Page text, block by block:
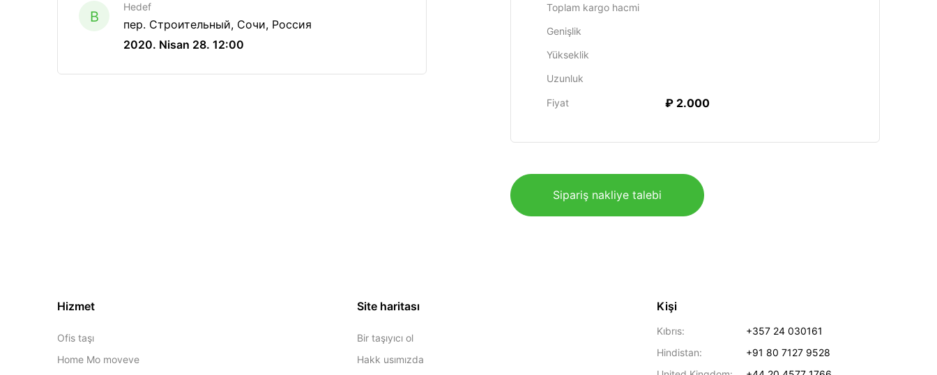
B
Hedef
пер. Строительный, Сочи, Россия
2020. Nisan 28. 12:00
Toplam kargo hacmi
Genişlik
Yükseklik
Uzunluk
Fiyat ₽ 2.000
Sipariş nakliye talebi
Hizmet
Ofis taşı
Home Mo moveve
Site haritası
Bir taşıyıcı ol
Hakk usımızda
Kişi
Kıbrıs:
+357 24 030161
Hindistan:
+91 80 7127 9528